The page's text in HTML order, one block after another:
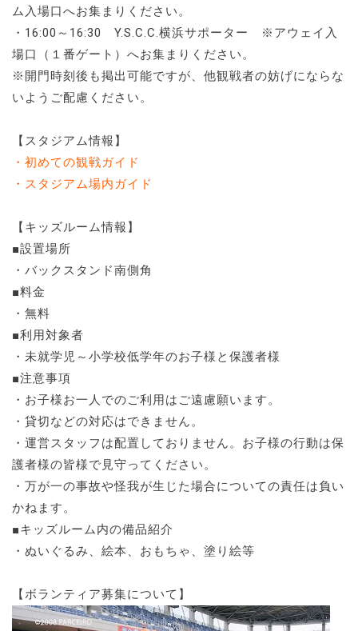
ム入場口へお集まりください。
・16:00～16:30 Y.S.C.C.横浜サポーター ※アウェイ入
場口（１番ゲート）へお集まりください。
※開門時刻後も掲出可能ですが、他観戦者の妨げにならな
いようご配慮ください。
【スタジアム情報】
・初めての観戦ガイド
・スタジアム場内ガイド
【キッズルーム情報】
■設置場所
・バックスタンド南側角
■料金
・無料
■利用対象者
・未就学児～小学校低学年のお子様と保護者様
■注意事項
・お子様お一人でのご利用はご遠慮願います。
・貸切などの対応はできません。
・運営スタッフは配置しておりません。お子様の行動は保
護者様の皆様で見守ってください。
・万が一の事故や怪我が生じた場合についての責任は負い
かねます。
■キッズルーム内の備品紹介
・ぬいぐるみ、絵本、おもちゃ、塗り絵等
【ボランティア募集について】